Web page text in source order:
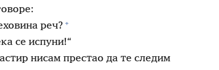
реч? +
се испуни!“
нисам престао да те следим